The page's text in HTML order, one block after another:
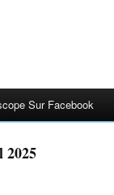
Sur Facebook
2025